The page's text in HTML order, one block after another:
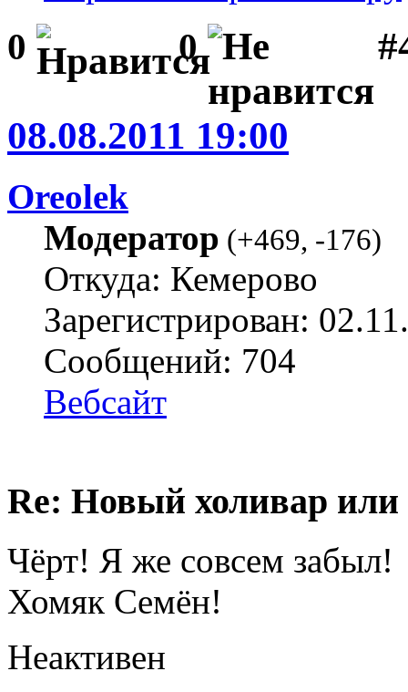
0 0
08.08.2011 19:00
Oreolek
Модератор (+469, -176)
Откуда: Кемерово
Зарегистрирован:
Сообщений: 704
Вебсайт
Re: Новый холивар
Чёрт! Я же совсем забыл!
Хомяк Семён!
Неактивен